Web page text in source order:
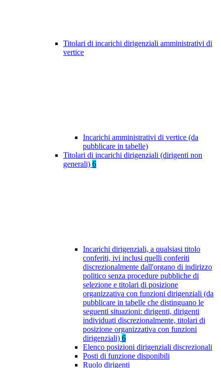
Titolari di incarichi dirigenziali amministrativi di
vertice
Incarichi amministrativi di vertice (da
pubblicare in tabelle)
Titolari di incarichi dirigenziali (dirigenti non
generali) 6
Incarichi dirigenziali, a qualsiasi titolo
conferiti, ivi inclusi quelli conferiti
discrezionalmente dall'organo di indirizzo
politico senza procedure pubbliche di
selezione e titolari di posizione
organizzativa con funzioni dirigenziali (da
pubblicare in tabelle che distinguano le
seguenti situazioni: dirigenti, dirigenti
individuati discrezionalmente, titolari di
posizione organizzativa con funzioni
dirigenziali) 6
Elenco posizioni dirigenziali discrezionali
Posti di funzione disponibili
Ruolo dirigenti